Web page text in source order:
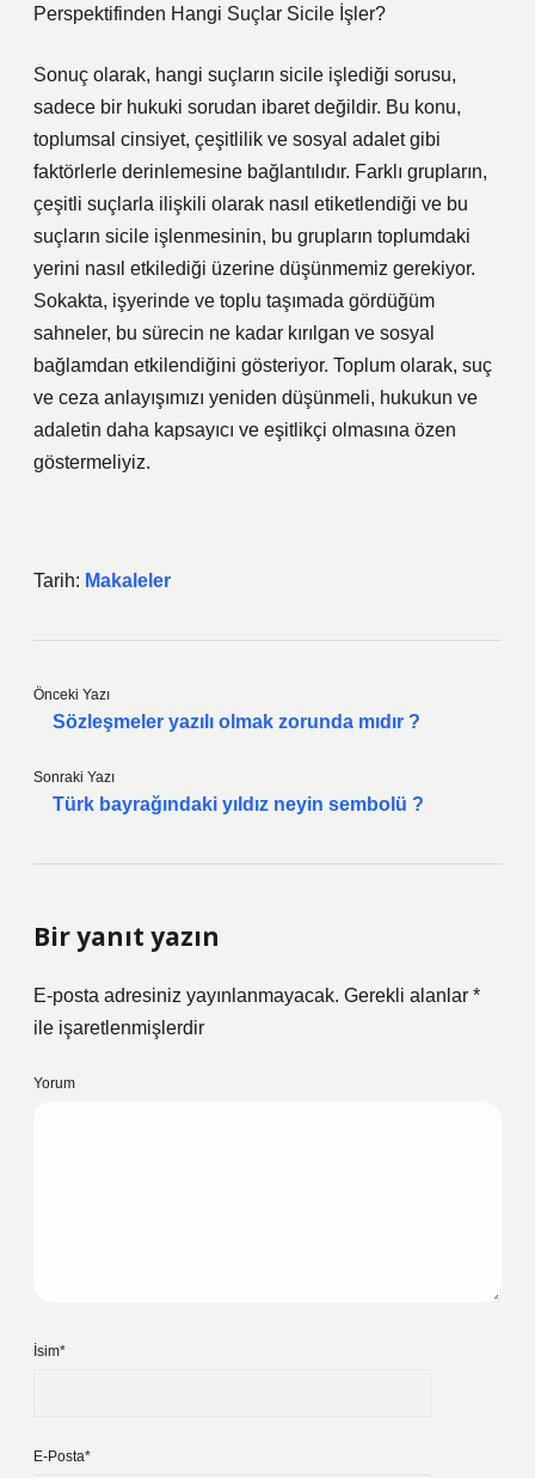
Perspektifinden Hangi Suçlar Sicile İşler?
Sonuç olarak, hangi suçların sicile işlediği sorusu,
sadece bir hukuki sorudan ibaret değildir. Bu konu,
toplumsal cinsiyet, çeşitlilik ve sosyal adalet gibi
faktörlerle derinlemesine bağlantılıdır. Farklı grupların,
çeşitli suçlarla ilişkili olarak nasıl etiketlendiği ve bu
suçların sicile işlenmesinin, bu grupların toplumdaki
yerini nasıl etkilediği üzerine düşünmemiz gerekiyor.
Sokakta, işyerinde ve toplu taşımada gördüğüm
sahneler, bu sürecin ne kadar kırılgan ve sosyal
bağlamdan etkilendiğini gösteriyor. Toplum olarak, suç
ve ceza anlayışımızı yeniden düşünmeli, hukukun ve
adaletin daha kapsayıcı ve eşitlikçi olmasına özen
göstermeliyiz.
Tarih: Makaleler
Önceki Yazı
Sözleşmeler yazılı olmak zorunda mıdır ?
Sonraki Yazı
Türk bayrağındaki yıldız neyin sembolü ?
Bir yanıt yazın
E-posta adresiniz yayınlanmayacak. Gerekli alanlar *
ile işaretlenmişlerdir
Yorum
İsim*
E-Posta*